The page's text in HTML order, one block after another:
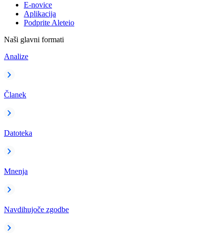
E-novice
Aplikacija
Podprite Aleteio
Naši glavni formati
Analize
Članek
Datoteka
Mnenja
Navdihujoče zgodbe